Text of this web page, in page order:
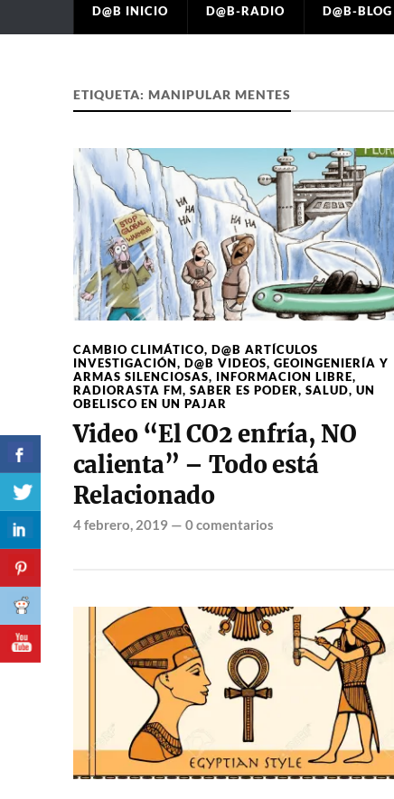
D@B INICIO D@B-RADIO D@B-BLOG
ETIQUETA: MANIPULAR MENTES
CAMBIO CLIMÁTICO, D@B ARTÍCULOS
INVESTIGACIÓN, D@B VIDEOS, GEOINGENIERÍA Y
ARMAS SILENCIOSAS, INFORMACION LIBRE,
RADIORASTA FM, SABER ES PODER, SALUD, UN
OBELISCO EN UN PAJAR
Video “El CO2 enfría, NO
calienta” – Todo está
Relacionado
4 febrero, 2019— 0 comentarios